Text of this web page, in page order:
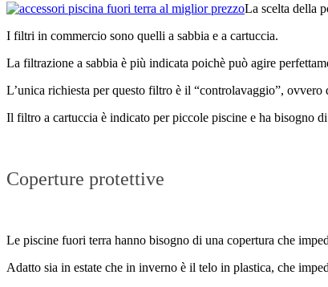
La scelta della
I filtri in commercio sono quelli a sabbia e a cartuccia.
La filtrazione a sabbia è più indicata poichè può agire
L’unica richiesta per questo filtro è il “controlavaggio”,
Il filtro a cartuccia è indicato per piccole piscine e ha bisogno
Coperture protettive
Le piscine fuori terra hanno bisogno di una copertura che
Adatto sia in estate che in inverno è il telo in plastica, che